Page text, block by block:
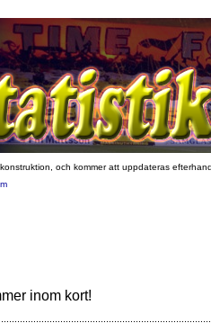
och kommer att uppdateras
inom kort!